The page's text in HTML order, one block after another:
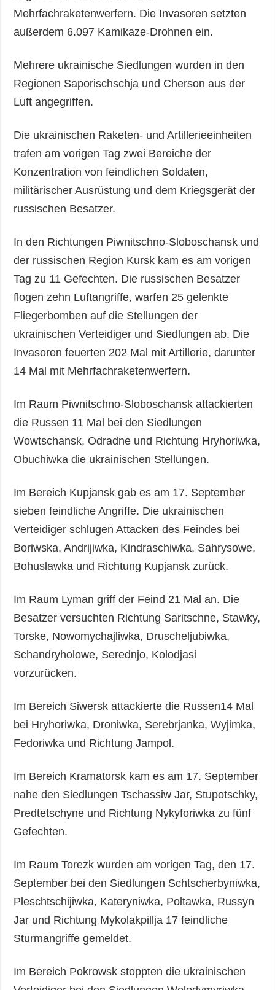
Mehrfachraketenwerfern. Die Invasoren setzten
außerdem 6.097 Kamikaze-Drohnen ein.
Mehrere ukrainische Siedlungen wurden in den
Regionen Saporischschja und Cherson aus der
Luft angegriffen.
Die ukrainischen Raketen- und Artillerieeinheiten
trafen am vorigen Tag zwei Bereiche der
Konzentration von feindlichen Soldaten,
militärischer Ausrüstung und dem Kriegsgerät der
russischen Besatzer.
In den Richtungen Piwnitschno-Sloboschansk und
der russischen Region Kursk kam es am vorigen
Tag zu 11 Gefechten. Die russischen Besatzer
flogen zehn Luftangriffe, warfen 25 gelenkte
Fliegerbomben auf die Stellungen der
ukrainischen Verteidiger und Siedlungen ab. Die
Invasoren feuerten 202 Mal mit Artillerie, darunter
14 Mal mit Mehrfachraketenwerfern.
Im Raum Piwnitschno-Sloboschansk attackierten
die Russen 11 Mal bei den Siedlungen
Wowtschansk, Odradne und Richtung Hryhoriwka,
Obuchiwka die ukrainischen Stellungen.
Im Bereich Kupjansk gab es am 17. September
sieben feindliche Angriffe. Die ukrainischen
Verteidiger schlugen Attacken des Feindes bei
Boriwska, Andrijiwka, Kindraschiwka, Sahrysowe,
Bohuslawka und Richtung Kupjansk zurück.
Im Raum Lyman griff der Feind 21 Mal an. Die
Besatzer versuchten Richtung Saritschne, Stawky,
Torske, Nowomychajliwka, Druscheljubiwka,
Schandryholowe, Serednjo, Kolodjasi
vorzurücken.
Im Bereich Siwersk attackierte die Russen14 Mal
bei Hryhoriwka, Droniwka, Serebrjanka, Wyjimka,
Fedoriwka und Richtung Jampol.
Im Bereich Kramatorsk kam es am 17. September
nahe den Siedlungen Tschassiw Jar, Stupotschky,
Predtetschyne und Richtung Nykyforiwka zu fünf
Gefechten.
Im Raum Torezk wurden am vorigen Tag, den 17.
September bei den Siedlungen Schtscherbyniwka,
Pleschtschijiwka, Kateryniwka, Poltawka, Russyn
Jar und Richtung Mykolakpillja 17 feindliche
Sturmangriffe gemeldet.
Im Bereich Pokrowsk stoppten die ukrainischen